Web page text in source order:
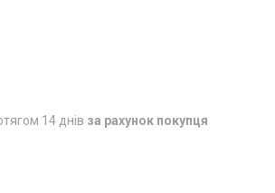
14 днів за рахунок покупця